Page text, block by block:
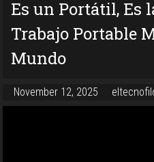
Es un Portátil, Es
Trabajo Portable
Mundo
November 12, 2025